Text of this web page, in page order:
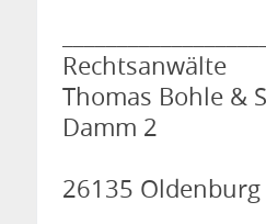
Rechtsanwälte
Thomas Bohle &
Damm 2
26135 Oldenburg